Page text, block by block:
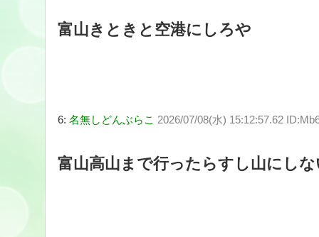
富山きときと空港にしろや
6: 名無しどんぶらこ 2026/07/08(水) 15:12:57.62
富山高山まで行ったらすし山にしな